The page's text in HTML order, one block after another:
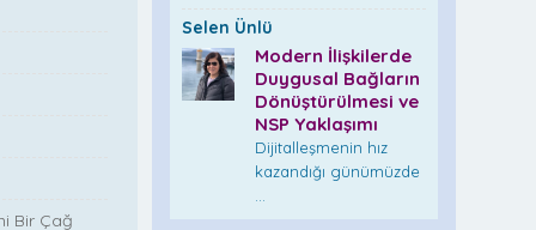
Bir Çağ
Selen Ünlü
Modern İlişkilerde
Duygusal Bağların
Dönüştürülmesi ve
NSP Yaklaşımı
Dijitalleşmenin hız
kazandığı günümüzde
...